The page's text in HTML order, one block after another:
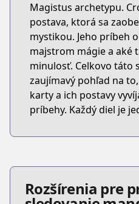
Magistus archetypu.
postava, ktorá sa
mystikou. Jeho príbeh
majstrom mágie a aké
minulosť. Celkovo táto
zaujímavý pohľad na
karty a ich postavy
príbehy. Každý diel je
Rozšírenia pre